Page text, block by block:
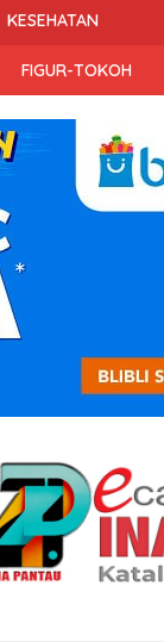
KESEHATAN
FIGUR-TOKOH